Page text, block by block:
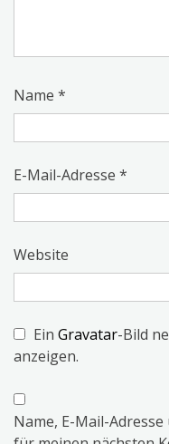
Name *
E-Mail-Adresse *
Website
Ein Gravatar-Bild
anzeigen.
Name, E-Mail-